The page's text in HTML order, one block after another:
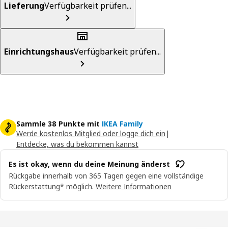
LieferungVerfügbarkeit prüfen...
EinrichtungshausVerfügbarkeit prüfen...
Sammle 38 Punkte mit IKEA Family
Werde kostenlos Mitglied oder logge dich ein |
Entdecke, was du bekommen kannst
Es ist okay, wenn du deine Meinung änderst
Rückgabe innerhalb von 365 Tagen gegen eine vollständige
Rückerstattung* möglich. Weitere Informationen